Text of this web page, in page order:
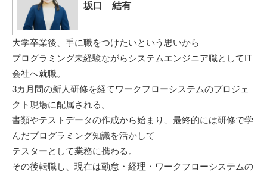
坂口 結有
大学卒業後、手に職をつけたいという思いから
プログラミング未経験ながらシステムエンジニア職としてIT
会社へ就職。
3カ月間の新人研修を経てワークフローシステムのプロジェ
クト現場に配属される。
書類やテストデータの作成から始まり、最終的には研修で学
んだプログラミング知識を活かして
テスターとして業務に携わる。
その後転職し、現在は勤怠・経理・ワークフローシステムの